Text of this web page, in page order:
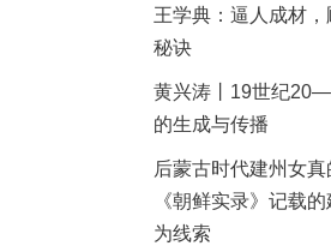
王学典：逼人成材
秘诀
黄兴涛丨19世纪
的生成与传播
后蒙古时代建州女
《朝鲜实录》记载
为线索